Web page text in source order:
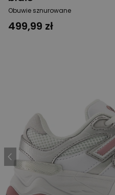
Obuwie sznurowane
499,99 zł